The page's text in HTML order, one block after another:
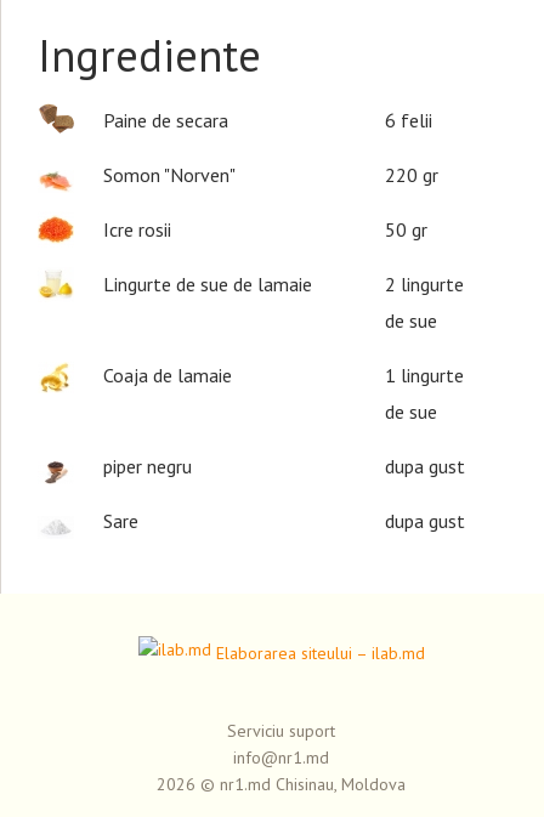
Ingrediente
Paine de secara 6 felii
Somon "Norven" 220 gr
Icre rosii 50 gr
Lingurte de sue de lamaie 2 lingurte
de sue
Coaja de lamaie 1 lingurte
de sue
piper negru dupa gust
Sare dupa gust
Elaborarea siteului – ilab.md
Serviciu suport
info@nr1.md
2026 © nr1.md Chisinau, Moldova